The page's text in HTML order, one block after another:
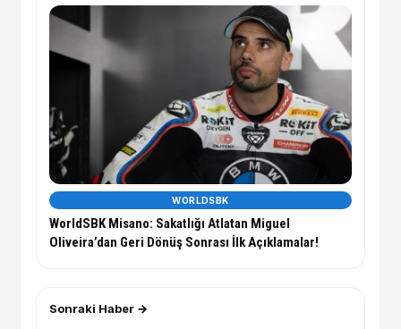
WORLDSBK
WorldSBK Misano: Sakatlığı Atlatan Miguel
Oliveira’dan Geri Dönüş Sonrası İlk Açıklamalar!
Sonraki Haber →